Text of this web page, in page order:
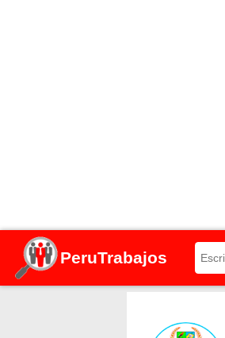
PeruTrabajos